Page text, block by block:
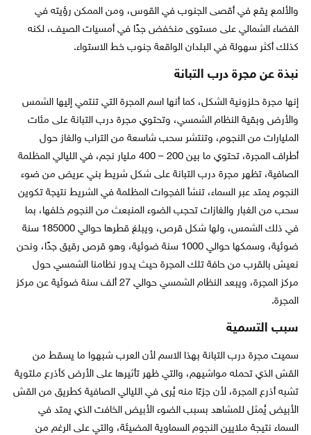
والألمع يقع في أقصى الجنوب في القوس، ومن الممكن رؤيته في
الفضاء الشمالي على مستوى منخفض جدًا في أمسيات الصيف، لكنه
كذلك أكثر سهولة في البلدان الواقعة جنوب خط الاستواء.
نبذة عن مجرة درب التبانة
إنها مجرة حلزونية الشكل، كما أنها اسم المجرة التي تنتمي إليها الشمس
والأرض وبقية النظام الشمسي، وتحتوي مجرة درب التبانة على مئات
المليارات من النجوم، وتنتشر سحب شاسعة من التراب والغاز حول
أطراف المجرة، تحتوي ما بين 200 – 400 مليار نجم، في الليالي المظلمة
الصافية، تظهر مجرة درب التبانة على شكل شريط بني عريض من ضوء
النجوم يمتد عبر السماء، تنشأ الفجوات المظلمة في الشريط نتيجة تكوين
سحب من الغبار والغازات تحجب الضوء المنبعث من النجوم خلفها، بما
في ذلك الشمس، ولها شكل قرص، ويبلغ قطرها حوالي 185000 سنة
ضوئية، وسمكها حوالي 1000 سنة ضوئية، وهو قرص رقيق جدًا، ونحن
نعيش بالقرب من حافة تلك المجرة حيث يدور نظامنا الشمسي حول
مركز المجرة، ويبعد النظام الشمسي حوالي 27 ألف سنة ضوئية عن مركز
المجرة.
سبب التسمية
سميت مجرة درب التبانة بهذا الاسم لأن العرب شبهوا ما يسقط من
القش الذي تحمله مواشيهم، والتي ظهر تأثيرها على الأرض كأذرع ملتوية
تشبه أذرع المجرة، لأن جزءًا منه يُرى في الليالي الصافية كطريق من القش
الأبيض يُمثل للمشاهد بسبب الضوء الأبيض الخافت الذي يمتد في
السماء نتيجة ملايين النجوم السماوية المضيئة، والتي على الرغم من